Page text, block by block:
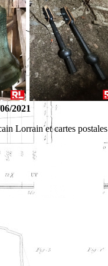
2021
Lorrain et cartes